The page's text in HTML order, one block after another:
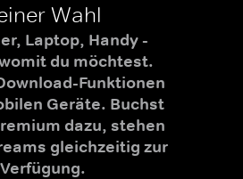
Wahl
Laptop, Handy -
du möchtest.
Funktionen
Geräte. Buchst
dazu, stehen
gleichzeitig zur
Verfügung.